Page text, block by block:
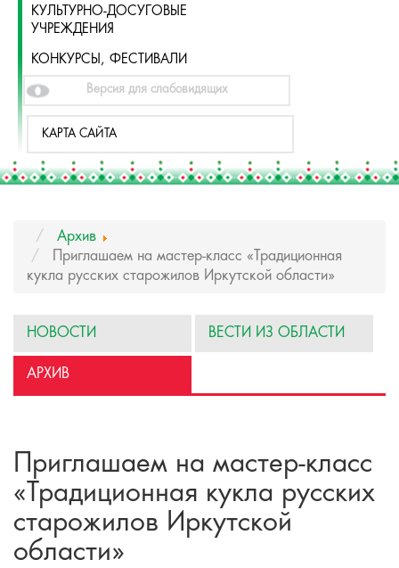
КУЛЬТУРНО-ДОСУГОВЫЕ
УЧРЕЖДЕНИЯ
КОНКУРСЫ, ФЕСТИВАЛИ
Версия для слабовидящих
КАРТА САЙТА
Архив
Приглашаем на мастер-класс «Традиционная
кукла русских старожилов Иркутской области»
НОВОСТИ ВЕСТИ ИЗ ОБЛАСТИ
АРХИВ
Приглашаем на мастер-класс
«Традиционная кукла русских
старожилов Иркутской
области»